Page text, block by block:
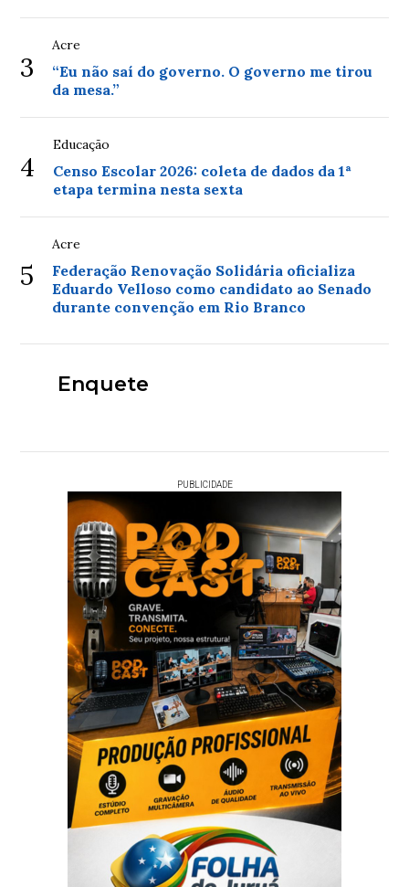
3
Acre
“Eu não saí do governo. O governo me tirou
da mesa.”
4
Educação
Censo Escolar 2026: coleta de dados da 1ª
etapa termina nesta sexta
5
Acre
Federação Renovação Solidária oficializa
Eduardo Velloso como candidato ao Senado
durante convenção em Rio Branco
Enquete
PUBLICIDADE